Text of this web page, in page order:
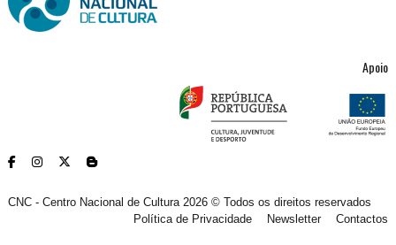
Apoio
CNC - Centro Nacional de Cultura 2026 © Todos os direitos reservados
Política de Privacidade
Newsletter Contactos